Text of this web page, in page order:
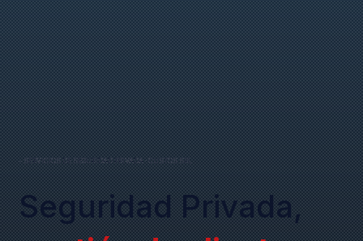
- SERVICIOS DE SEGURIDAD PRIVADA · CUSTOS SRL
Seguridad Privada,